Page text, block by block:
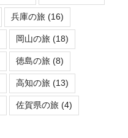
兵庫の旅 (16)
岡山の旅 (18)
徳島の旅 (8)
高知の旅 (13)
佐賀県の旅 (4)